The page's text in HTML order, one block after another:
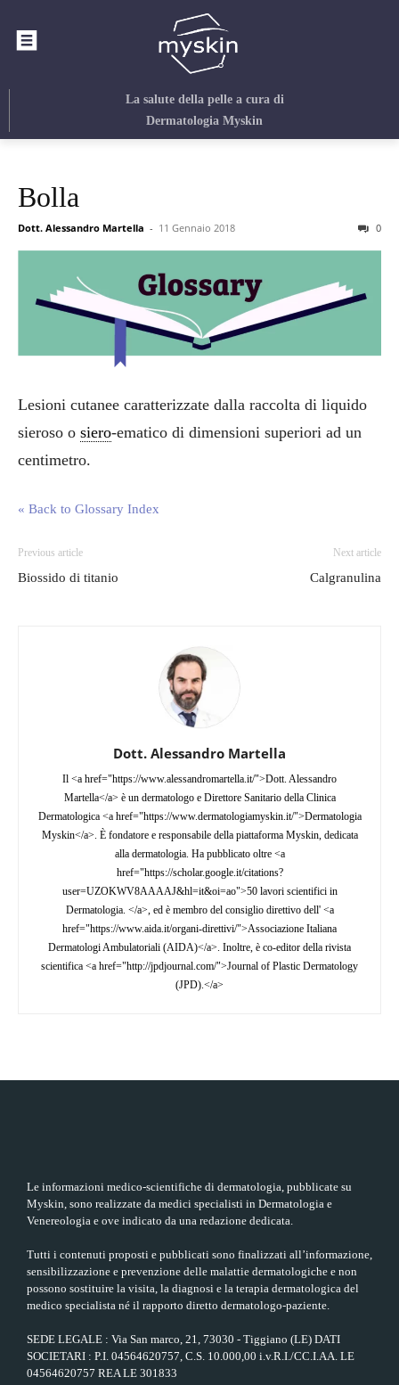
La salute della pelle a cura di
Dermatologia Myskin
Bolla
Dott. Alessandro Martella - 11 Gennaio 2018 0
Lesioni cutanee caratterizzate dalla raccolta di liquido
sieroso o siero-ematico di dimensioni superiori ad un
centimetro.
« Back to Glossary Index
Previous article
Biossido di titanio
Next article
Calgranulina
Dott. Alessandro Martella
Il <a href="https://www.alessandromartella.it/">Dott. Alessandro
Martella</a> è un dermatologo e Direttore Sanitario della Clinica
Dermatologica <a href="https://www.dermatologiamyskin.it/">Dermatologia
Myskin</a>. È fondatore e responsabile della piattaforma Myskin, dedicata
alla dermatologia. Ha pubblicato oltre <a
href="https://scholar.google.it/citations?
user=UZOKWV8AAAAJ&hl=it&oi=ao">50 lavori scientifici in
Dermatologia. </a>, ed è membro del consiglio direttivo dell' <a
href="https://www.aida.it/organi-direttivi/">Associazione Italiana
Dermatologi Ambulatoriali (AIDA)</a>. Inoltre, è co-editor della rivista
scientifica <a href="http://jpdjournal.com/">Journal of Plastic Dermatology
(JPD).</a>
Le informazioni medico-scientifiche di dermatologia, pubblicate su
Myskin, sono realizzate da medici specialisti in Dermatologia e
Venereologia e ove indicato da una redazione dedicata.
Tutti i contenuti proposti e pubblicati sono finalizzati all’informazione,
sensibilizzazione e prevenzione delle malattie dermatologiche e non
possono sostituire la visita, la diagnosi e la terapia dermatologica del
medico specialista né il rapporto diretto dermatologo-paziente.
SEDE LEGALE : Via San marco, 21, 73030 - Tiggiano (LE) DATI
SOCIETARI : P.I. 04564620757, C.S. 10.000,00 i.v.R.I./CC.I.AA. LE
04564620757 REA LE 301833